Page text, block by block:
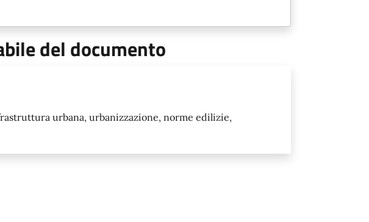
del documento
urbana, urbanizzazione, norme edilizie,